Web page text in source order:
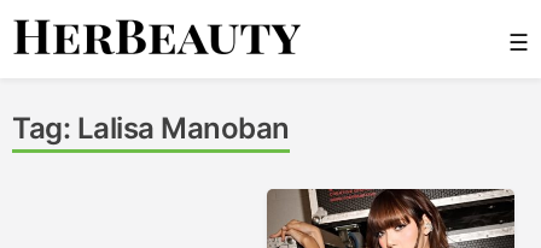
Skip
☰
Tag: Lalisa Manoban